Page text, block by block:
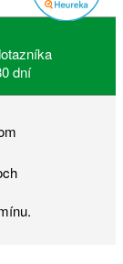
dní